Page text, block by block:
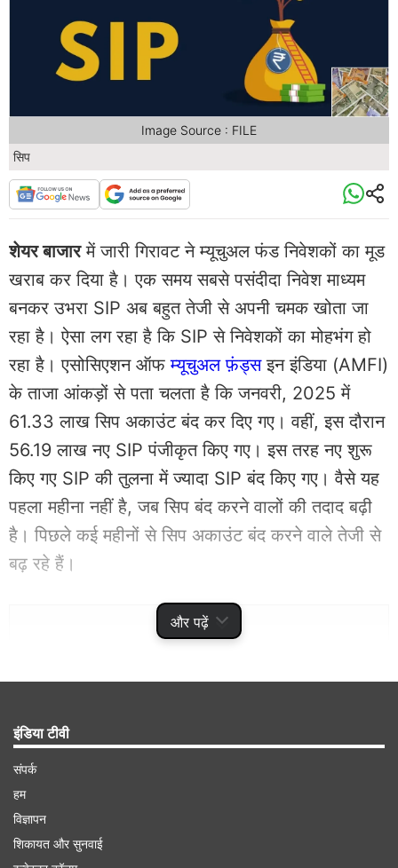
और पढ़ें
सिप
Image Source : FILE
शेयर बाजारमें जारी गिरावट ने म्यूचुअल फंड निवेशकों का मूड
खराब कर दिया है। एक समय सबसे पसंदीदा निवेश माध्यम
बनकर उभरा SIP अब बहुत तेजी से अपनी चमक खोता जा
रहा है। ऐसा लग रहा है कि SIP से निवेशकों का मोहभंग हो
रहा है। एसोसिएशन ऑफम्यूचुअल फ़ंड्सइन इंडिया (AMFI)
के ताजा आंकड़ों से पता चलता है कि जनवरी, 2025 में
61.33 लाख सिप अकाउंट बंद कर दिए गए। वहीं, इस दौरान
56.19 लाख नए SIP पंजीकृत किए गए। इस तरह नए शुरू
किए गए SIP की तुलना में ज्यादा SIP बंद किए गए। वैसे यह
पहला महीना नहीं है, जब सिप बंद करने वालों की तदाद बढ़ी
है। पिछले कई महीनों से सिप अकाउंट बंद करने वाले तेजी से
बढ़ रहे हैं।
Advertisement
इंडिया टीवी
संपर्क
हम
विज्ञापन
शिकायत और सुनवाई